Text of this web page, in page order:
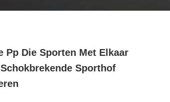
Pp Die Sporten Met Elkaar
Sporthof